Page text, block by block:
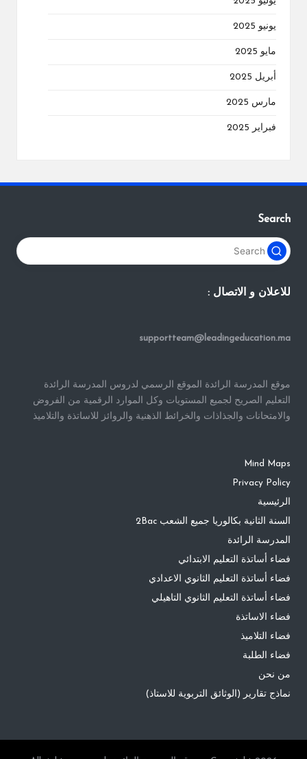
يونيو 2025
مايو 2025
أبريل 2025
مارس 2025
فبراير 2025
Search
للاعلان و الاتصال :
supportteam@leadingeducation.ma
موقع المدرسة الرائدة الموقع الرسمي لدروس المدرسة الرائدة
التعليم الصريح لجميع المستويات وكل الموارد الرقمية من الفروض
والامتحانات والجذاذات والخرائط الذهنية والروائز للاساتذة والتلاميذ
Mind Maps
Privacy Policy
الرئيسية
السنة الثانية بكالوريا جميع الشعب 2Bac
المدرسة الرائدة
فضاء أساتذة التعليم الابتدائي
فضاء أساتذة التعليم الثانوي الاعدادي
فضاء أساتذة التعليم الثانوي التاهيلي
فضاء الاساتذة
فضاء التلاميذ
فضاء الطلبة
من نحن
نماذج تقارير (الوثائق التربوية للاستاذ)